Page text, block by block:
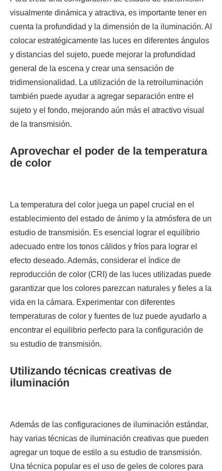
visualmente dinámica y atractiva, es importante tener en
cuenta la profundidad y la dimensión de la iluminación. Al
colocar estratégicamente las luces en diferentes ángulos
y distancias del sujeto, puede mejorar la profundidad
general de la escena y crear una sensación de
tridimensionalidad. La utilización de la retroiluminación
también puede ayudar a agregar separación entre el
sujeto y el fondo, mejorando aún más el atractivo visual
de la transmisión.
Aprovechar el poder de la temperatura
de color
La temperatura del color juega un papel crucial en el
establecimiento del estado de ánimo y la atmósfera de un
estudio de transmisión. Es esencial lograr el equilibrio
adecuado entre los tonos cálidos y fríos para lograr el
efecto deseado. Además, considerar el índice de
reproducción de color (CRI) de las luces utilizadas puede
garantizar que los colores parezcan naturales y fieles a la
vida en la cámara. Experimentar con diferentes
temperaturas de color y fuentes de luz puede ayudarlo a
encontrar el equilibrio perfecto para la configuración de
su estudio de transmisión.
Utilizando técnicas creativas de
iluminación
Además de las configuraciones de iluminación estándar,
hay varias técnicas de iluminación creativas que pueden
agregar un toque de estilo a su estudio de transmisión.
Una técnica popular es el uso de geles de colores para